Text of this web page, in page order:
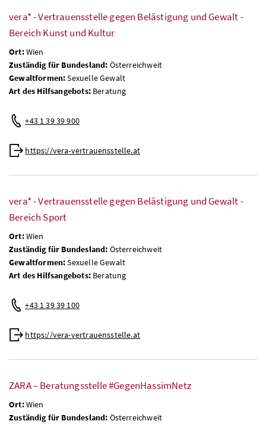
vera* - Vertrauensstelle gegen Belästigung und Gewalt -
Bereich Kunst und Kultur
Ort:Wien
Zuständig für Bundesland: Österreichweit
Gewaltformen:Sexuelle Gewalt
Art des Hilfsangebots:Beratung
+43 1 39 39 900
https://vera-vertrauensstelle.at
vera* - Vertrauensstelle gegen Belästigung und Gewalt -
Bereich Sport
Ort:Wien
Zuständig für Bundesland: Österreichweit
Gewaltformen:Sexuelle Gewalt
Art des Hilfsangebots:Beratung
+43 1 39 39 100
https://vera-vertrauensstelle.at
ZARA – Beratungsstelle #GegenHassimNetz
Ort:Wien
Zuständig für Bundesland: Österreichweit